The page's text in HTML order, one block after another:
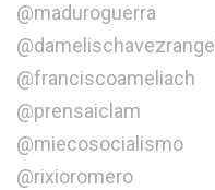
@maduroguerra
@damelischavezrangel
@franciscoameliach
@prensaiclam
@miecosocialismo
@rixioromero